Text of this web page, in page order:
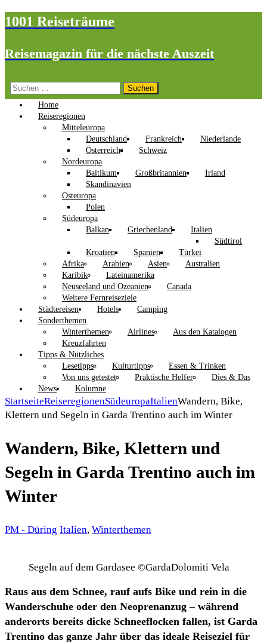
1001 Reiseträume
Reisemagazin für die nächste Auszeit
Suchen
nach:
Home
Reiseregionen
Mitteleuropa
Deutschland
Frankreich
Niederlande
Österreich
Schweiz
Nordeuropa
Baltikum
Großbritannien
Irland
Skandinavien
Osteuropa
Polen
Südeuropa
Balkan
Griechenland
Italien
Südtirol
Kroatien
Spanien
Türkei
Afrika
Arabien Asien
Australien
Karibik
Lateinamerika
Neuseeland und Ozeanien
Canada
Weitere Fernreiseziele
Städtereisen
Hotels
Camping
Sonderthemen
Winterthemen
Airlines
Aus den Katalogen
Kreuzfahrten
Tipps & Nützliches
Lesetipps
Kulturtipps
Essen & Trinken
Von uns getestet
Praktische Helfer
Dies & Das
News
Kolumne
StartseiteReiseregionenSüdeuropaItalienWandern, Bike,
Klettern und Segeln in Garda Trentino auch im Winter
Wandern, Bike, Klettern und
Segeln in Garda Trentino auch im
Winter
PM - Düring Italien, Winterthemen
Segeln auf dem Gardasee ©GardaDolomiti Vela
Raus aus dem Schnee, rauf aufs Bike und rein in die
Wanderschuhe oder den Neoprenanzug – während
anderorts bereits dicke Schneeflocken fallen, ist Garda
Trentino das ganze Jahr über das ideale Reiseziel für